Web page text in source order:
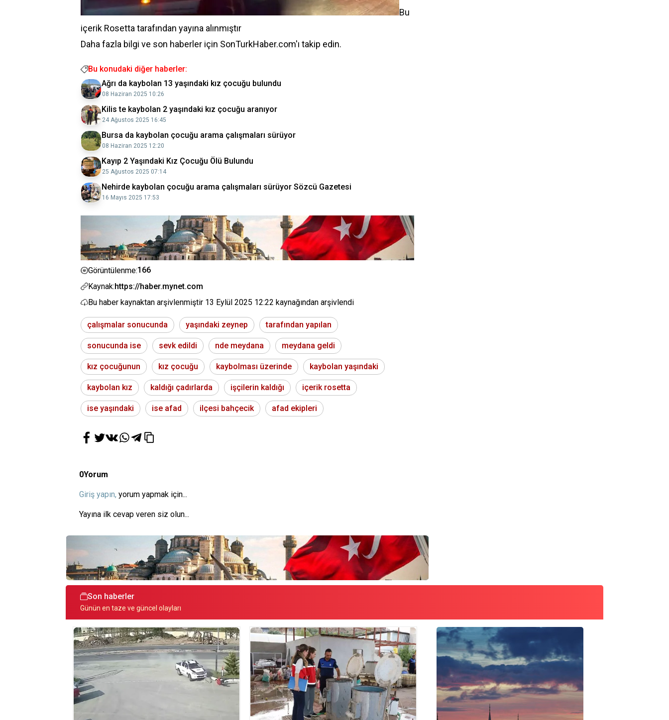
Bu
içerik Rosetta tarafından yayına alınmıştır
Daha fazla bilgi ve son haberler için SonTurkHaber.com'ı takip edin.
Bu konudaki diğer haberler:
Ağrı da kaybolan 13 yaşındaki kız çocuğu bulundu
08 Haziran 2025 10:26
Kilis te kaybolan 2 yaşındaki kız çocuğu aranıyor
24 Ağustos 2025 16:45
Bursa da kaybolan çocuğu arama çalışmaları sürüyor
08 Haziran 2025 12:20
Kayıp 2 Yaşındaki Kız Çocuğu Ölü Bulundu
25 Ağustos 2025 07:14
Nehirde kaybolan çocuğu arama çalışmaları sürüyor Sözcü Gazetesi
16 Mayıs 2025 17:53
Görüntülenme:166
Kaynak:https://haber.mynet.com
Bu haber kaynaktan arşivlenmiştir 13 Eylül 2025 12:22 kaynağından arşivlendi
çalışmalar sonucunda yaşındaki zeynep tarafından yapılan
sonucunda ise sevk edildi nde meydana meydana geldi
kız çocuğunun kız çocuğu kaybolması üzerinde kaybolan yaşındaki
kaybolan kız kaldığı çadırlarda işçilerin kaldığı içerik rosetta
ise yaşındaki ise afad ilçesi bahçecik afad ekipleri
0Yorum
Giriş yapın, yorum yapmak için...
Yayına ilk cevap veren siz olun...
Son haberler
Günün en taze ve güncel olayları